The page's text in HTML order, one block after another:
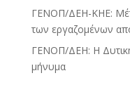
ΓΕΝΟΠ/ΔΕΗ-ΚΗΕ:
των εργαζομένων
ΓΕΝΟΠ/ΔΕΗ: Η
μήνυμα